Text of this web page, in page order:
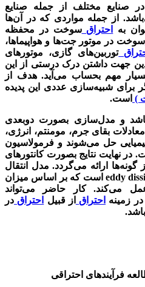
صنایع مختلف از جمله صنایع
از جمله مواردی که در آن‌ها
به احتراقسوخت در محفظه
سوخت در موتور جت‌ها و هواپیماها،
توربین‌های گازی، موتورهای
جهت داشتن درک درستی از این
مهم بحساب می‌آید. هدف از
برای شبیه‌سازی عددی این پدیده
است.
و مدل‌سازی بصورت دوبعدی
بقای جرم، مومنتم، انرژی،
حل می‌شوند و فرمولاسیون
نهایت نتایج بصورت کانتورهای
ارائه می‌گردد. مدل انتقال
شیمیایی بکار رفته مدل eddy dissipation است که بر اساس میزان
می‌کند. کار حاضر می‌تواند
زمینه احتراق از قبیل احتراق در